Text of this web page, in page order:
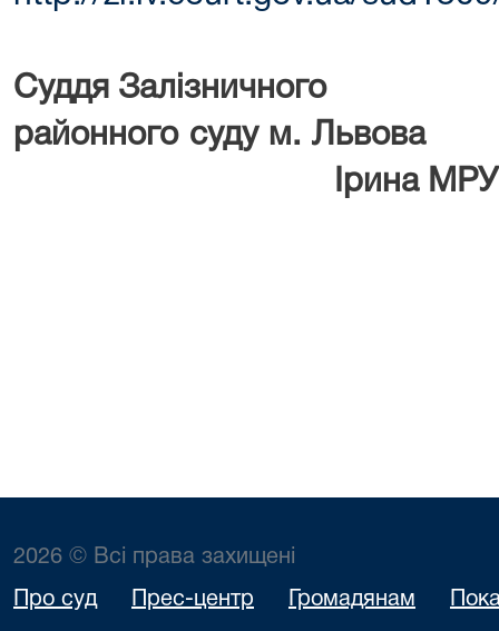
Суддя Залізничного
районного
Ірина
2026 © Всі права захищені
Про суд Прес-центр Громадянам